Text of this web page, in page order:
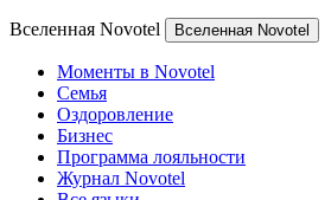
Вселенная Novotel Вселенная Novotel
Моменты в Novotel
Семья
Оздоровление
Бизнес
Программа лояльности
Журнал Novotel